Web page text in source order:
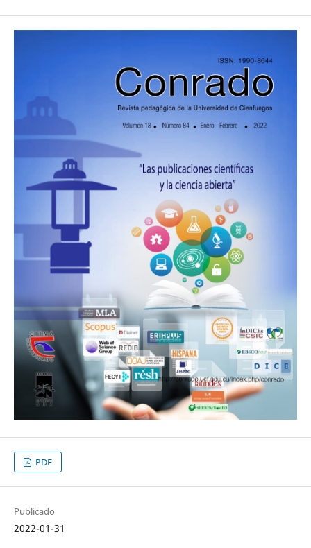
PDF
Publicado
2022-01-31